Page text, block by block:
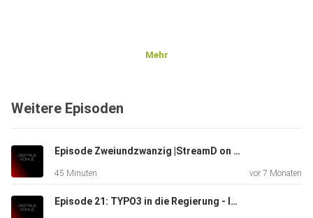
Mehr
Weitere Episoden
Episode Zweiundzwanzig |StreamD on Fire
45 Minuten vor 7 Monaten
Episode 21: TYPO3 in die Regierung - Interview mit Ingo Schmitt von der Marketing Factory